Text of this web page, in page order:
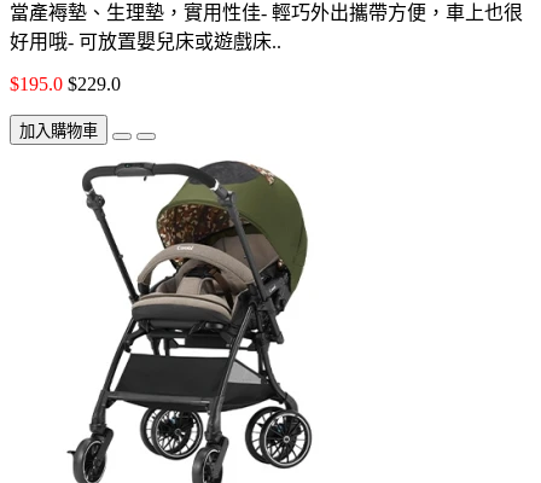
當產褥墊、生理墊，實用性佳- 輕巧外出攜帶方便，車上也很
好用哦- 可放置嬰兒床或遊戲床..
$195.0 $229.0
加入購物車